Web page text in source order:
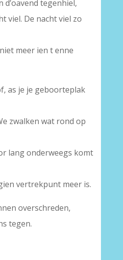
d’oavend tegenhiel,
viel. De nacht viel zo
meer ien t enne
as je je geboorteplak
zwalken wat rond op
lang onderweegs komt
vertrekpunt meer is.
overschreden,
tegen.